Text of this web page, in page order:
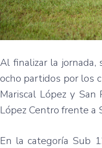
Al finalizar la
ocho partidos por los
Mariscal López y San
López Centro frente a
En la categoría Sub